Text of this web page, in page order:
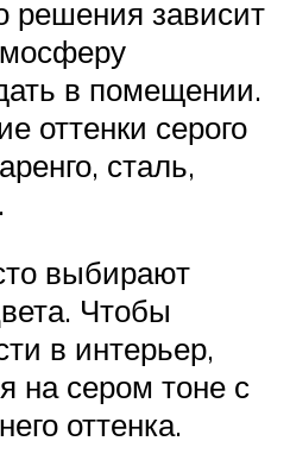
решения зависит
в помещении.
оттенки серого
сталь,
выбирают
Чтобы
в интерьер,
на сером тоне с
оттенка.